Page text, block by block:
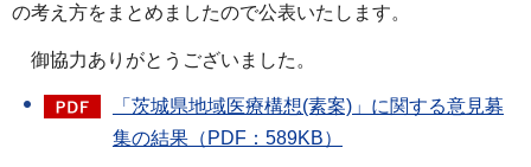
の考え方をまとめましたので公表いたします。
御協力ありがとうございました。
「茨城県地域医療構想(素案)」に関する意見募
集の結果（PDF：589KB）